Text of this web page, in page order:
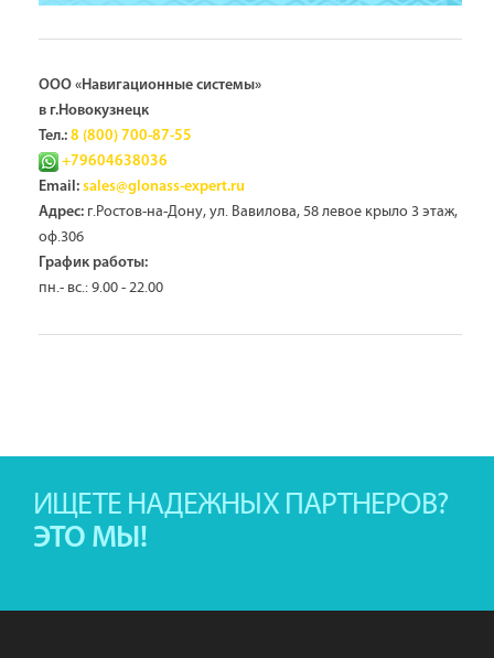
ООО «Навигационные системы»
в г.Новокузнецк
Тел.: 8 (800) 700-87-55
+79604638036
Email: sales@glonass-expert.ru
Адрес: г.Ростов-на-Дону, ул. Вавилова, 58 левое крыло 3 этаж,
оф.306
График работы:
пн.- вс.: 9.00 - 22.00
ИЩЕТЕ НАДЕЖНЫХ ПАРТНЕРОВ?
ЭТО МЫ!